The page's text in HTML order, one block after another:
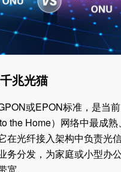
兆光猫
或EPON标准，是当前
the Home）网络中最成熟
在光纤接入架构中负责光信
务分发，为家庭或小型办